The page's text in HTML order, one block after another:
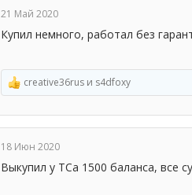
и
и
:
21 Май 2020
Купил немного, работал без
Р
е
а
к
и
и
:
creative36rus и s4dfoxy
18 Июн 2020
Выкупил у ТСа 1500 баланса, все